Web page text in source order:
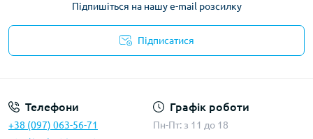
Підпишіться на нашу e-mail розсилку
Підписатися
Телефони
+38 (097) 063-56-71
Графік роботи
Пн-Пт: з 11 до 18